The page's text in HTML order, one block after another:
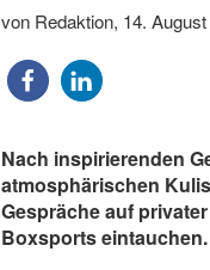
von Redaktion, 14.
Nach inspirierenden
atmosphärischen
Gespräche auf
Boxsports eintauchen.